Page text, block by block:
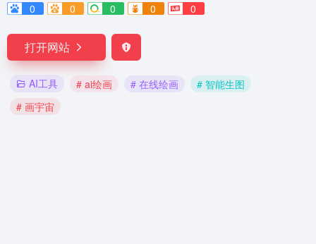
0
0 0 0 0
打开网站
AI工具 # ai绘画 # 在线绘画
# 智能生图
# 画宇宙